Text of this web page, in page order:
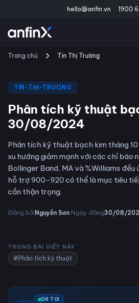
hello@anfin.vn 1900
Trang chủ Tin Thị Trường
TIN-THI-TRUONG
Phân tích kỹ thuật
30/08/2024
Phân tích kỹ thuật bạch kim tháng
xu hướng giảm mạnh với các chỉ báo
Bollinger Band, MA và %Williams đều
hỗ trợ 900-920 có thể là mục tiêu
cần thận trọng.
Đăng bởiNguyễn Sơn·Ngày đăng30/08/
TRONG BÀI VIẾT NÀY
#Phân tích kỹ thuật
DR TIX